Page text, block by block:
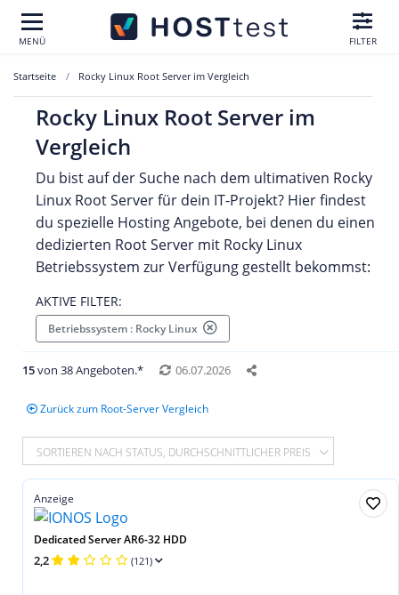
MENÜ FILTER
Startseite Rocky Linux Root Server im Vergleich
Rocky Linux Root Server im
Vergleich
Du bist auf der Suche nach dem ultimativen Rocky
Linux Root Server für dein IT-Projekt? Hier findest
du spezielle Hosting Angebote, bei denen du einen
dedizierten Root Server mit Rocky Linux
Betriebssystem zur Verfügung gestellt bekommst:
AKTIVE FILTER:
Betriebssystem : Rocky Linux
15von 38 Angeboten.* 06.07.2026
Zurück zum Root-Server Vergleich
SORTIEREN NACH STATUS, DURCHSCHNITTLICHER PREIS
Anzeige
Dedicated Server AR6-32 HDD
2,2 (121)